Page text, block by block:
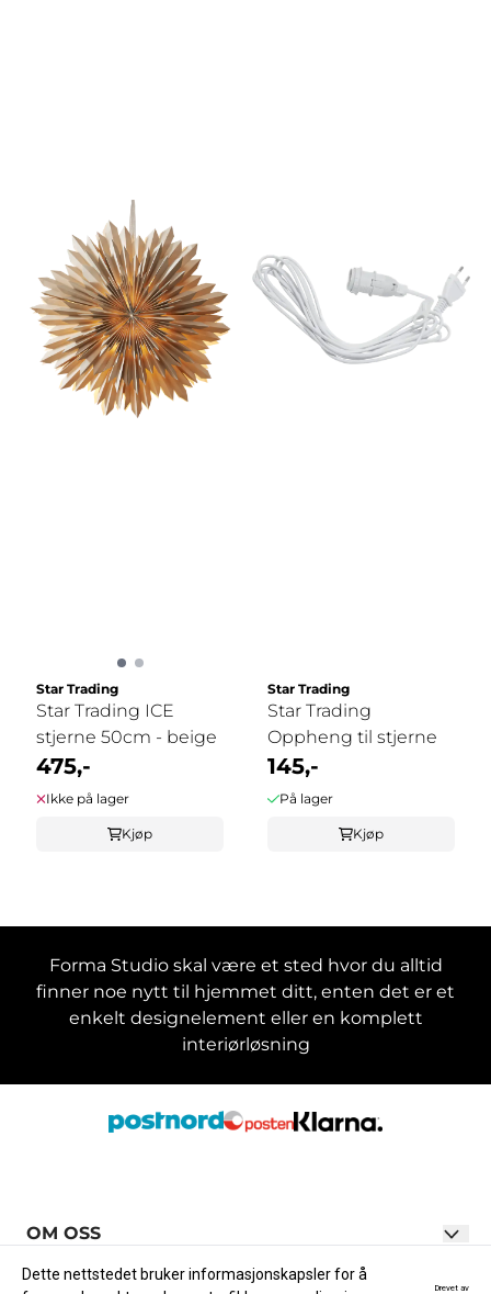
Star Trading
Star Trading ICE
stjerne 50cm - beige
475,-
Ikke på lager
Kjøp
Star Trading
Star Trading
Oppheng til stjerne
145,-
På lager
Kjøp
Forma Studio skal være et sted hvor du alltid
finner noe nytt til hjemmet ditt, enten det er et
enkelt designelement eller en komplett
interiørløsning
OM OSS
Forma Studio AS
INFO
Dette nettstedet bruker informasjonskapsler for å
Drevet av